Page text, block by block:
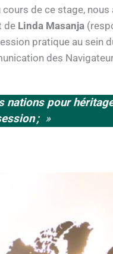
de ce stage,
de Linda Masanja
pratique au sein
des
nations pour
;»